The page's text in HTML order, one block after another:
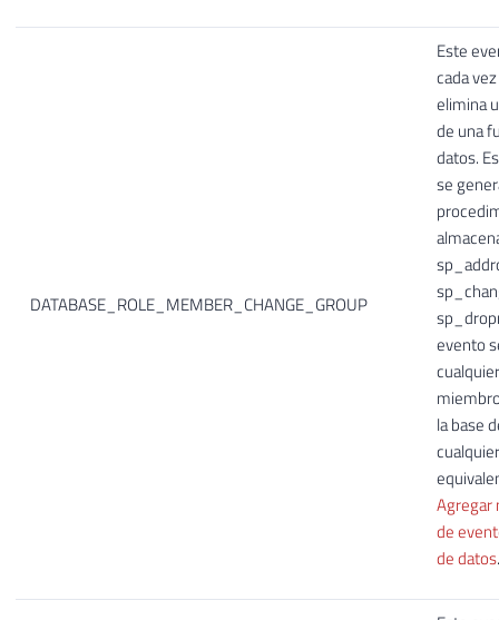
DATABASE_ROLE_MEMBER_CHANGE_GROUP
Este
cada
elimina
de una
datos.
se
evento
la base
Agregar
de
de datos.